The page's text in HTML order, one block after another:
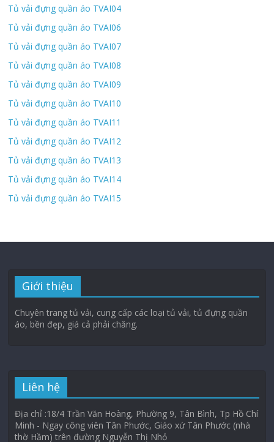
Tủ vải đựng quần áo TVAI04
Tủ vải đựng quần áo TVAI06
Tủ vải đựng quần áo TVAI07
Tủ vải đựng quần áo TVAI08
Tủ vải đựng quần áo TVAI09
Tủ vải đựng quần áo TVAI10
Tủ vải đựng quần áo TVAI11
Tủ vải đựng quần áo TVAI12
Tủ vải đựng quần áo TVAI13
Tủ vải đựng quần áo TVAI14
Tủ vải đựng quần áo TVAI15
Giới thiệu
Chuyên trang tủ vải, cung cấp các loại tủ vải, tủ đựng quần
áo, bền đẹp, giá cả phải chăng.
Liên hệ
Địa chỉ :18/4 Trần Văn Hoàng, Phường 9, Tân Bình, Tp Hồ Chí
Minh - Ngay công viên Tân Phước, Giáo xứ Tân Phước (nhà
thờ Hầm) trên đường Nguyễn Thị Nhỏ